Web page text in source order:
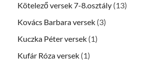
Kötelező versek 7-8.osztály (13)
Kovács Barbara versek (3)
Kuczka Péter versek (1)
Kufár Róza versek (1)